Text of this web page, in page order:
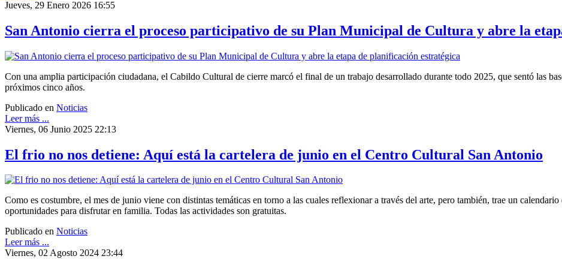
Jueves, 29 Enero 2026 16:55
San Antonio cierra el proceso participativo de su Plan Municipal de Cultura y abre la
Con una amplia participación ciudadana, el Cabildo Cultural de cierre marcó el final de un trabajo desarrollado durante todo 2025, que sentó las
próximos cinco años.
Publicado en Noticias
Leer más ...
Viernes, 06 Junio 2025 22:13
El frio no nos detiene: Aquí está la cartelera de junio en el Centro Cultural San Antonio
Como es costumbre, el mes de junio viene con distintas temáticas en torno a las cuales reflexionar a través del arte, pero también, trae un
oportunidades para disfrutar en familia. Todas las actividades son gratuitas.
Publicado en Noticias
Leer más ...
Viernes, 02 Agosto 2024 23:44